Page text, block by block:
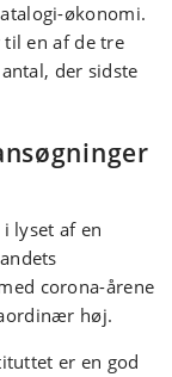
økonomi.
en af de tre
der sidste
lyset af en
corona-årene
høj.
er en god